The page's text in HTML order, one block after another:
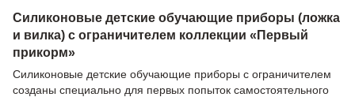
Силиконовые детские обучающие приборы (ложка
и вилка) с ограничителем коллекции «Первый
прикорм»
Силиконовые детские обучающие приборы с ограничителем
созданы специально для первых попыток самостоятельного